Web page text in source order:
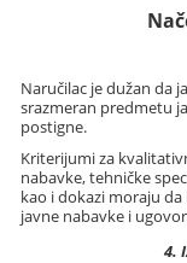
Naručilac je dužan da
srazmeran predmetu
postigne.
Kriterijumi za
nabavke, tehničke
kao i dokazi moraju
javne nabavke i
4.